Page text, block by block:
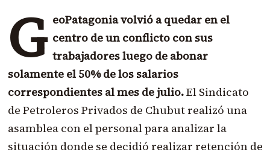
G eoPatagonia volvió a quedar en el
centro de un conflicto con sus
trabajadores luego de abonar
solamente el 50% de los salarios
correspondientes al mes de julio.El Sindicato
de Petroleros Privados de Chubut realizó una
asamblea con el personal para analizar la
situación donde se decidió realizar retención de